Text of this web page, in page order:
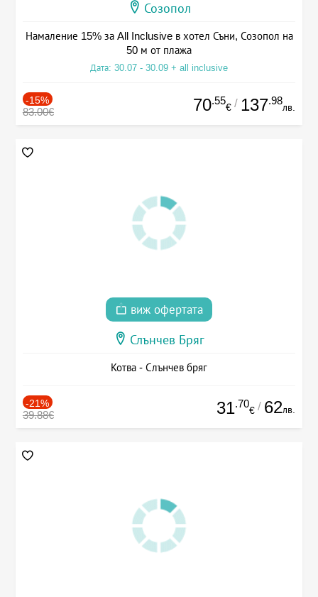
Созопол
Намаление 15% за All Inclusive в хотел Съни, Созопол на
50 м от плажа
Дата: 30.07 - 30.09 + all inclusive
-15%
83.00€ 70.55
€ / 137.98
лв.
виж офертата
Слънчев Бряг
Котва - Слънчев бряг
-21%
39.88€ 31.70
€ / 62лв.